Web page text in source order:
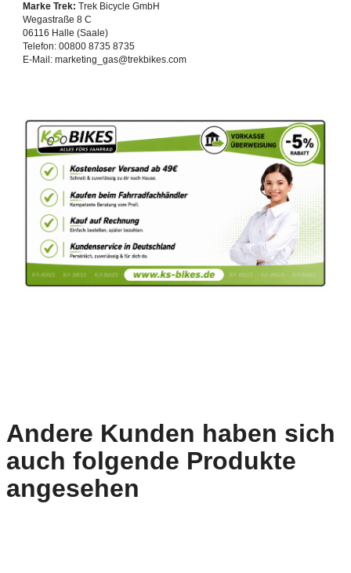
Marke Trek: Trek Bicycle GmbH
Wegastraße 8 C
06116 Halle (Saale)
Telefon: 00800 8735 8735
E-Mail: marketing_gas@trekbikes.com
Andere Kunden haben sich
auch folgende Produkte
angesehen